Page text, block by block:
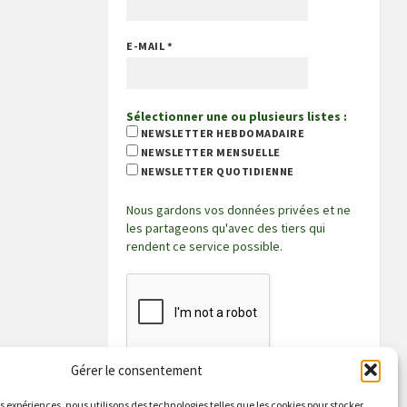
Gérer le consentement
E-MAIL *
Sélectionner une ou plusieurs listes :
NEWSLETTER HEBDOMADAIRE
NEWSLETTER MENSUELLE
NEWSLETTER QUOTIDIENNE
Nous gardons vos données privées et ne
les partageons qu'avec des tiers qui
rendent ce service possible.